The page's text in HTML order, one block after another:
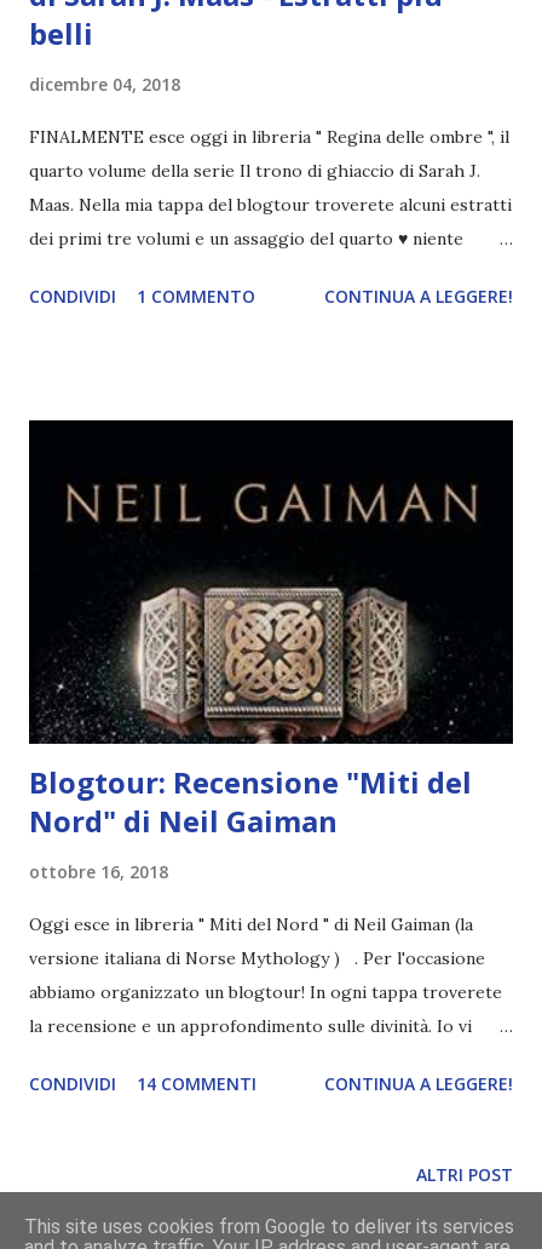
belli
dicembre 04, 2018
FINALMENTE esce oggi in libreria " Regina delle ombre ", il
quarto volume della serie Il trono di ghiaccio di Sarah J.
Maas. Nella mia tappa del blogtour troverete alcuni estratti
dei primi tre volumi e un assaggio del quarto ♥️ niente
Sarah J. Maas Serie: Il trono di ghiaccio #4 0.5 La lama
assassina, Celaena è tornata a Rithfold, ma non è più una
Terrasen. Tuttavia, prima di riprendere il trono che le
spetta, dovrà ancora combattere: scavare tra i ricordi più
dolorosi, battersi per la sopravvivenza e lottare contro una
pass...
CONDIVIDI 1 COMMENTO CONTINUA A LEGGERE!
Blogtour: Recensione "Miti del
Nord" di Neil Gaiman
ottobre 16, 2018
Oggi esce in libreria " Miti del Nord " di Neil Gaiman (la
versione italiana di Norse Mythology ) . Per l'occasione
abbiamo organizzato un blogtour! In ogni tappa troverete
la recensione e un approfondimento sulle divinità. Io vi
Miti del Nord Autore: Neil Gaiman Pagine: 225 Editore:
incredibilmente forte ma non certo il più intelligente fra gli
dèi; e Loki, figlio di un gigante, fratello di sangue di Odino,
CONDIVIDI 14 COMMENTI CONTINUA A LEGGERE!
ALTRI POST
This site uses cookies from Google to deliver its services